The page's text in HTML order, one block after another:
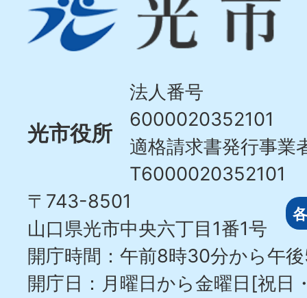
市
Hikari
光市役所
法人番号
6000020352101
適格請求書発行事業
T6000020352101
〒743-8501
山口県光市中央六丁目1番1号
開庁時間：午前8時30分から午
開庁日：月曜日から金曜日[祝日